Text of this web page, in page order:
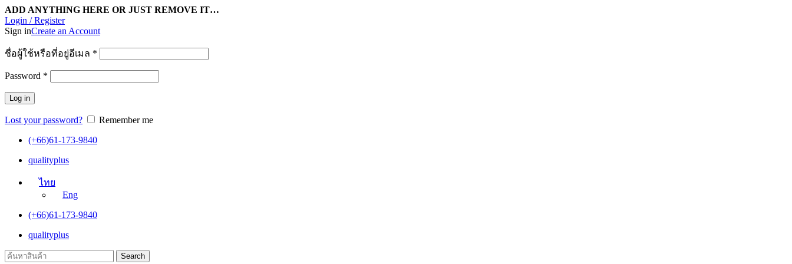
ADD ANYTHING HERE OR JUST REMOVE IT…
Login / Register
Sign inCreate an Account
ชื่อผู้ใช้หรือที่อยู่อีเมล *
Password *
Log in
Lost your password?
Remember me
(+66)61-173-9840
qualityplus
ไทย
Eng
(+66)61-173-9840
qualityplus
Search